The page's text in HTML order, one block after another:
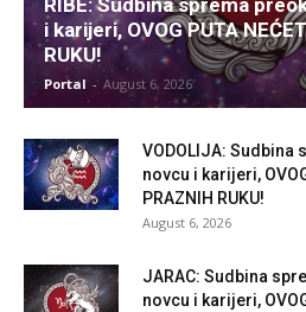
RIBE: Sudbina sprema
i karijeri, OVOG PUTA
RUKU!
Portal - August 6, 2026
VODOLIJA: Sudbina
novcu i karijeri, OVOG
PRAZNIH RUKU!
August 6, 2026
JARAC: Sudbina
novcu i karijeri, OVOG